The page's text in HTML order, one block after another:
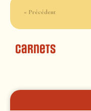
« Précédent
Carnets